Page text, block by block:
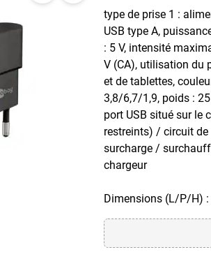
type de prise 1 :
USB type A,
: 5 V, intensité
V (CA), utilisation du
et de tablettes,
3,8/6,7/1,9, poids :
port USB situé sur le
restreints) / circuit
surcharge /
chargeur
Dimensions (L/P/H)